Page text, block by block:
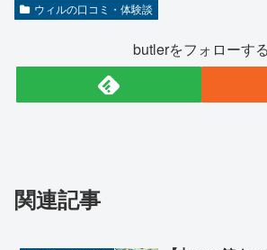
ウィルの口コミ・体験談
butlerをフォローする
関連記事